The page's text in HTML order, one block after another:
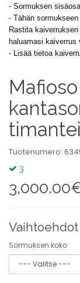
- Sormuksen
- Tähän
Rastita
haluamasi
- Lisää tietoa
Tuotenumero:
3
Vaihtoehdot
Sormuksen koko